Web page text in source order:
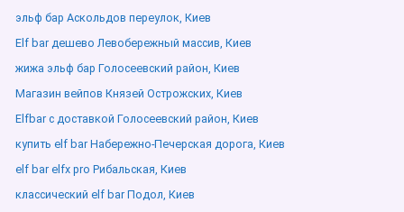
эльф бар Аскольдов переулок, Киев
Elf bar дешево Левобережный массив, Киев
жижа эльф бар Голосеевский район, Киев
Магазин вейпов Князей Острожских, Киев
Elfbar с доставкой Голосеевский район, Киев
купить elf bar Набережно-Печерская дорога, Киев
elf bar elfx pro Рибальская, Киев
классический elf bar Подол, Киев